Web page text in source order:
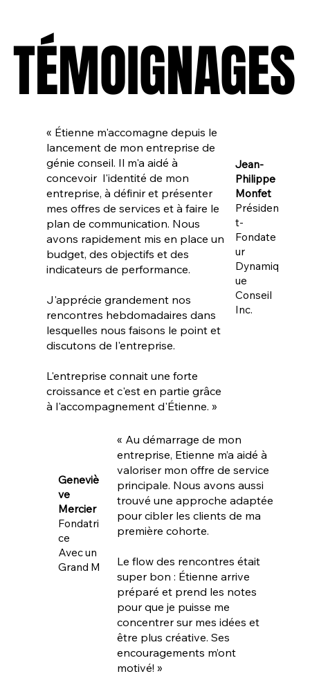
TÉMOIGNAGES
TÉMOIGNAGES
« Étienne m'accomagne depuis le
lancement de mon entreprise de
génie conseil. Il m'a aidé à
concevoir l'identité de mon
entreprise, à définir et présenter
mes offres de services et à faire le
plan de communication. Nous
avons rapidement mis en place un
budget, des objectifs et des
indicateurs de performance.
J'apprécie grandement nos
rencontres hebdomadaires dans
lesquelles nous faisons le point et
discutons de l'entreprise.
L'entreprise connait une forte
croissance et c'est en partie grâce
à l'accompagnement d'Étienne. »
Jean-
Philippe
Monfet
Présiden
t-
Fondate
ur
Dynamiq
ue
Conseil
Inc.
« Au démarrage de mon
entreprise, Etienne m’a aidé à
valoriser mon offre de service
principale. Nous avons aussi
trouvé une approche adaptée
pour cibler les clients de ma
première cohorte.
Le flow des rencontres était
super bon : Étienne arrive
préparé et prend les notes
pour que je puisse me
concentrer sur mes idées et
être plus créative. Ses
encouragements m’ont
motivé! »
Geneviè
ve
Mercier
Fondatri
ce
Avec un
Grand M